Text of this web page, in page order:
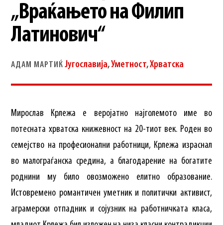
„Враќањето на Филип
Латинович“
АДАМ МАРТИЌ Југославија,Уметност,Хрватска
Мирослав Крлежа е веројатно најголемото име во
потесната хрватска книжевност на 20-тиот век. Роден во
семејство на професионални работници, Крлежа израснал
во малограѓанска средина, а благодарение на богатите
роднини му било овозможено елитно образование.
Истовремено романтичен уметник и политички активист,
аграмерски отпадник и сојузник на работничката класа,